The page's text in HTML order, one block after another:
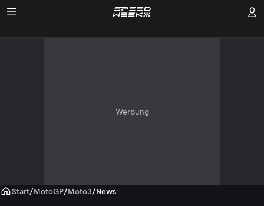
Werbung
Start/MotoGP/Moto3/News